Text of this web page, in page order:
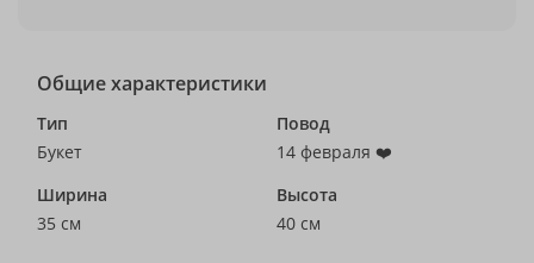
Общие характеристики
Тип
Букет
Повод
14 февраля ❤️
Ширина
35 см
Высота
40 см